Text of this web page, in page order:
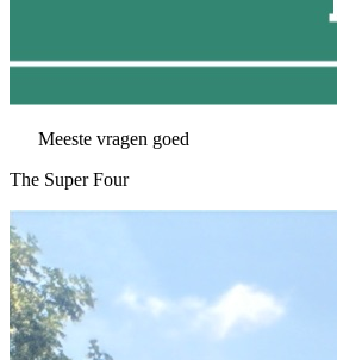
Meeste vragen goed
The Super Four